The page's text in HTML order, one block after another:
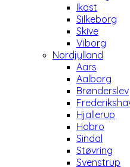
Ikast
Silkeborg
Skive
Viborg
Nordjylland
Aars
Aalborg
Brønderslev
Hjallerup
Hobro
Sindal
Støvring
Svenstrup